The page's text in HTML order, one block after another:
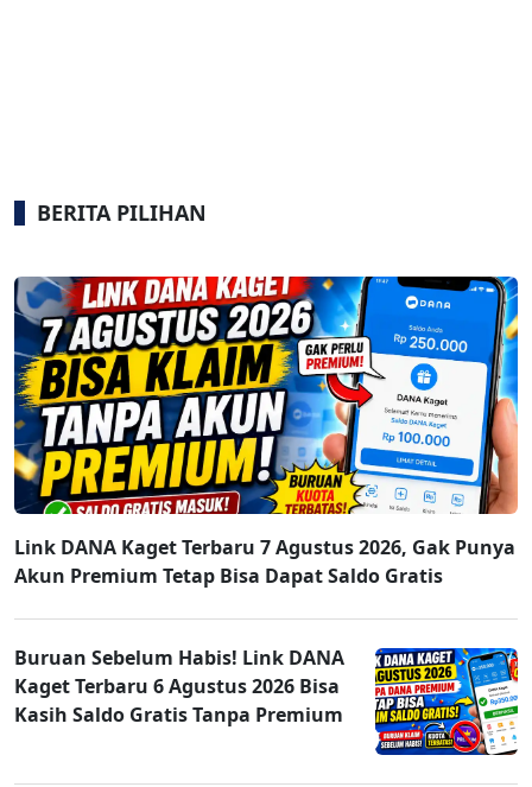
BERITA PILIHAN
Link DANA Kaget Terbaru 7 Agustus 2026, Gak Punya
Akun Premium Tetap Bisa Dapat Saldo Gratis
Buruan Sebelum Habis! Link DANA
Kaget Terbaru 6 Agustus 2026 Bisa
Kasih Saldo Gratis Tanpa Premium